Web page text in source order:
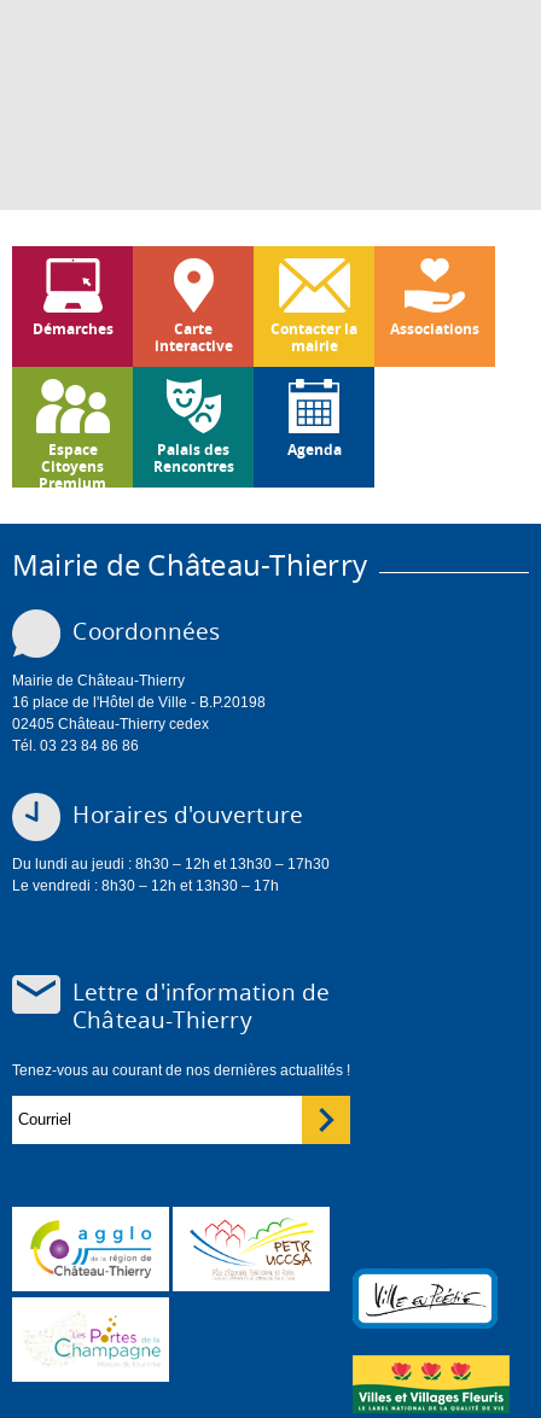
Démarches
Carte
interactive
Contacter la
mairie
Associations
Espace
Citoyens
Premium
Palais des
Rencontres
Agenda
Mairie de Château-Thierry
Coordonnées
Mairie de Château-Thierry
16 place de l'Hôtel de Ville - B.P.20198
02405 Château-Thierry cedex
Tél. 03 23 84 86 86
Horaires d'ouverture
Du lundi au jeudi : 8h30 – 12h et 13h30 – 17h30
Le vendredi : 8h30 – 12h et 13h30 – 17h
Lettre d'information de
Château-Thierry
Tenez-vous au courant de nos dernières actualités !